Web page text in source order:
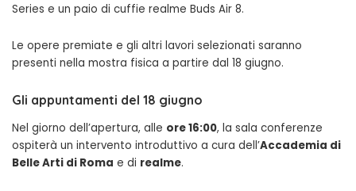
Series e un paio di cuffie realme Buds Air 8.
Le opere premiate e gli altri lavori selezionati saranno
presenti nella mostra fisica a partire dal 18 giugno.
Gli appuntamenti del 18 giugno
Nel giorno dell’apertura, alle ore 16:00, la sala conferenze
ospiterà un intervento introduttivo a cura dell’Accademia di
Belle Arti di Roma e di realme.